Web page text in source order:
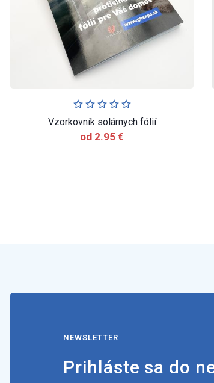
Vzorkovník solárnych fólií
od 2.95 €
NEWSLETTER
Prihláste sa do